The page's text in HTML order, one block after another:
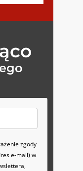
zgody
e-mail) w